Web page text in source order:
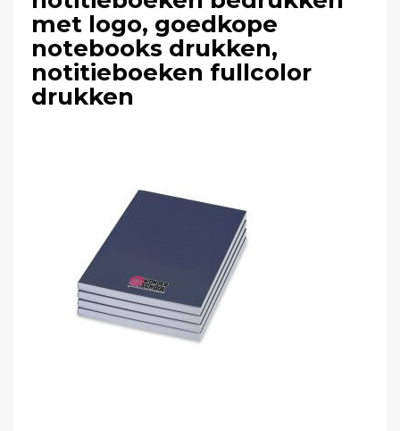
met logo, goedkope
notebooks drukken,
notitieboeken fullcolor
drukken